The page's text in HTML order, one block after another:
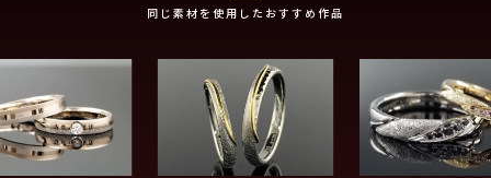
同じ素材を使用したおすすめ作品